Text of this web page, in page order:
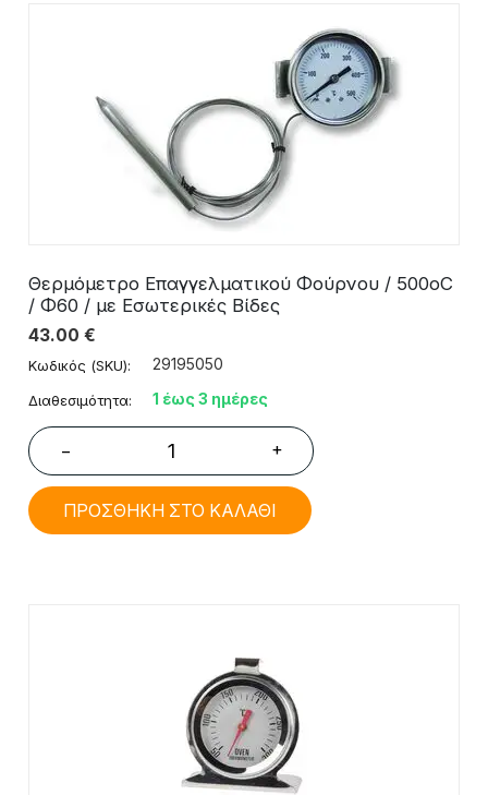
Θερμόμετρo Επαγγελματικού Φούρνου / 500oC
/ Φ60 / με Εσωτερικές Βίδες
43.00 €
Κωδικός (SKU): 29195050
Διαθεσιμότητα: 1 έως 3 ημέρες
− +
ΠΡΟΣΘΗΚΗ ΣΤΟ ΚΑΛΑΘΙ